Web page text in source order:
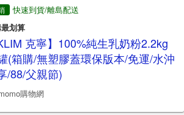
快速到貨/離島配送
划算
克寧】100%純生乳奶粉2.2kg
(箱購/無塑膠蓋環保版本/免運/水沖
/88/父親節)
購物網